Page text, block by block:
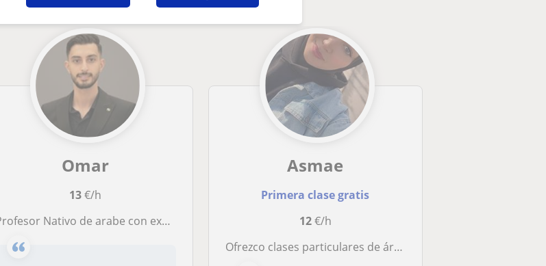
Omar
13€/h
profesor Nativo de arabe con experiencia de 5 Años
Asmae
Primera clase gratis
12€/h
Ofrezco clases particulares de árabe clásico y dialectal de Marruecos